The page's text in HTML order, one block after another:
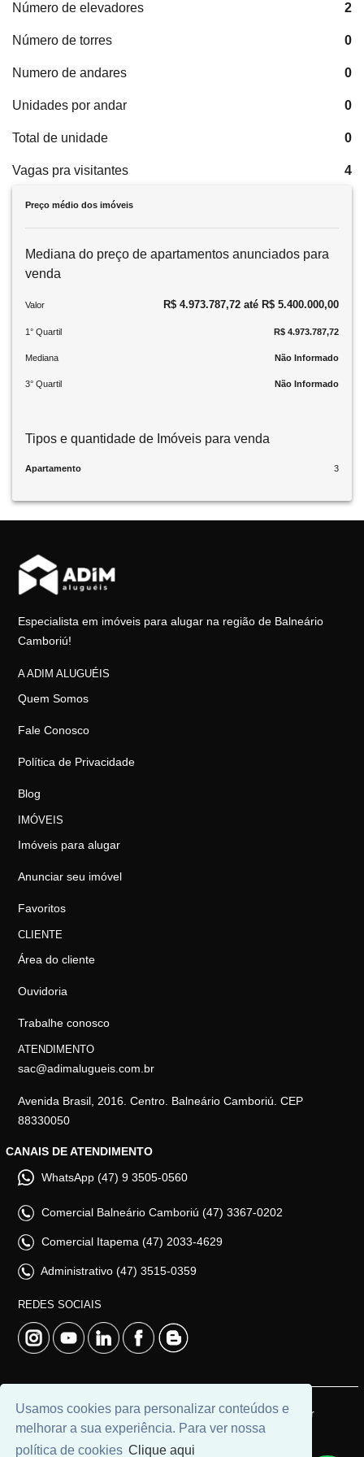
Usamos cookies para personalizar conteúdos e
melhorar a sua experiência. Para ver nossa
política de cookies Clique aqui
Número de elevadores 2
Número de torres 0
Numero de andares 0
Unidades por andar 0
Total de unidade 0
Vagas pra visitantes 4
Preço médio dos imóveis
Mediana do preço de apartamentos anunciados para
venda
Valor R$ 4.973.787,72 até R$ 5.400.000,00
1° Quartil R$ 4.973.787,72
Mediana Não Informado
3° Quartil Não Informado
Tipos e quantidade de Imóveis para venda
Apartamento 3
Especialista em imóveis para alugar na região de Balneário
Camboriú!
A ADIM ALUGUÉIS
Quem Somos
Fale Conosco
Política de Privacidade
Blog
IMÓVEIS
Imóveis para alugar
Anunciar seu imóvel
Favoritos
CLIENTE
Área do cliente
Ouvidoria
Trabalhe conosco
ATENDIMENTO
sac@adimalugueis.com.br
Avenida Brasil, 2016. Centro. Balneário Camboriú. CEP
88330050
CANAIS DE ATENDIMENTO
WhatsApp (47) 9 3505-0560
Comercial Balneário Camboriú (47) 3367-0202
Comercial Itapema (47) 2033-4629
Administrativo (47) 3515-0359
REDES SOCIAIS
© 2026 | Adim Aluguéis | CRECI: 3235J | Desenvolvido por
Universal Software.